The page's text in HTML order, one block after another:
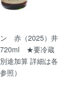
赤（2025）井
★要冷蔵
別途加算 詳細は各
照）